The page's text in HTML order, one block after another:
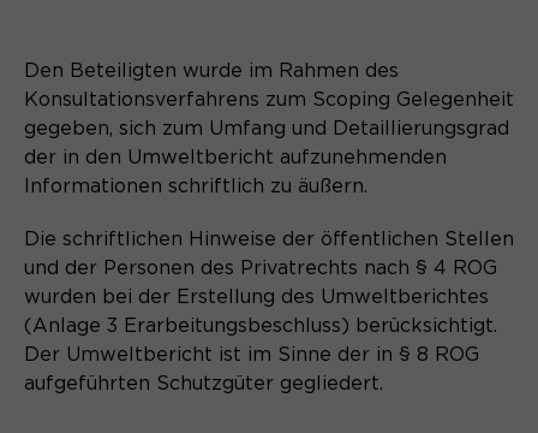
TYPO3
Zweck
Dieser Cookie teilt der Webseite mit,
ob ein Besucher im Typo3-Backend
angemeldet ist und die Rechte besitzt
diese zu verwalten.
Name cookie_optin
Anbieter Sgalinski
Name MATOMO_SESSID
Anbieter Matomo
Laufzeit Sitzung
Zweck
Temporäre Session-ID, ohne
personenbezogene Daten.
Den Beteiligten wurde im Rahmen des
Konsultationsverfahrens zum Scoping Gelegenheit
gegeben, sich zum Umfang und Detaillierungsgrad
der in den Umweltbericht aufzunehmenden
Informationen schriftlich zu äußern.
Die schriftlichen Hinweise der öffentlichen Stellen
und der Personen des Privatrechts nach § 4 ROG
wurden bei der Erstellung des Umweltberichtes
(Anlage 3 Erarbeitungsbeschluss) berücksichtigt.
Der Umweltbericht ist im Sinne der in § 8 ROG
aufgeführten Schutzgüter gegliedert.